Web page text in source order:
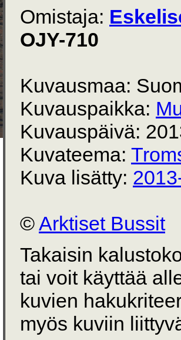
Omistaja:
OJY-710
Kuvausmaa:
Kuvauspaikka:
Kuvauspäivä:
Kuvateema:
Kuva lisätty:
©Arktiset Bussit
Takaisin
tai voit käyttää
kuvien
myös kuviin